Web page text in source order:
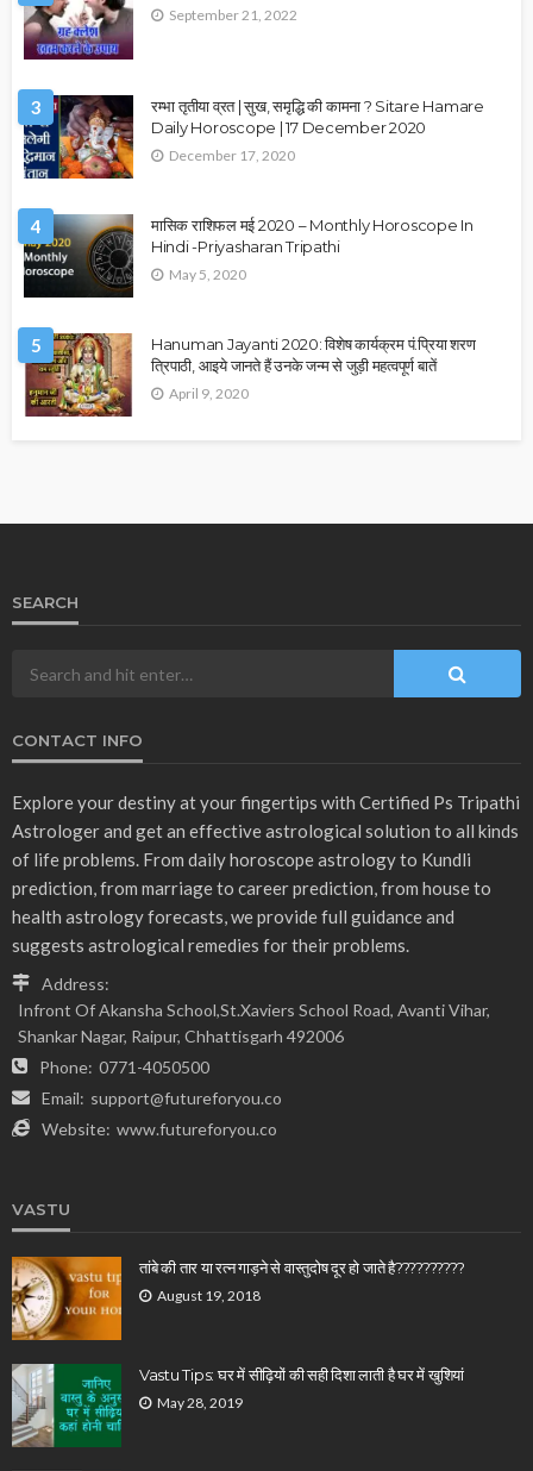
September 21, 2022
3
रम्भा तृतीया व्रत | सुख, समृद्धि की कामना ? Sitare Hamare
Daily Horoscope | 17 December 2020
December 17, 2020
4
मासिक राशिफल मई 2020 – Monthly Horoscope In
Hindi -Priyasharan Tripathi
May 5, 2020
5
Hanuman Jayanti 2020: विशेष कार्यक्रम पं.प्रिया शरण
त्रिपाठी, आइये जानते हैं उनके जन्म से जुड़ी महत्वपूर्ण बातें
April 9, 2020
SEARCH
CONTACT INFO
Explore your destiny at your fingertips with Certified Ps Tripathi
Astrologer and get an effective astrological solution to all kinds
of life problems. From daily horoscope astrology to Kundli
prediction, from marriage to career prediction, from house to
health astrology forecasts, we provide full guidance and
suggests astrological remedies for their problems.
Address:
Infront Of Akansha School,St.Xaviers School Road, Avanti Vihar,
Shankar Nagar, Raipur, Chhattisgarh 492006
Phone: 0771-4050500
Email: support@futureforyou.co
Website: www.futureforyou.co
VASTU
तांबे की तार या रत्न गाड़ने से वास्तुदोष दूर हो जाते है??????????
August 19, 2018
Vastu Tips: घर में सीढ़ियों की सही दिशा लाती है घर में खुशियां
May 28, 2019